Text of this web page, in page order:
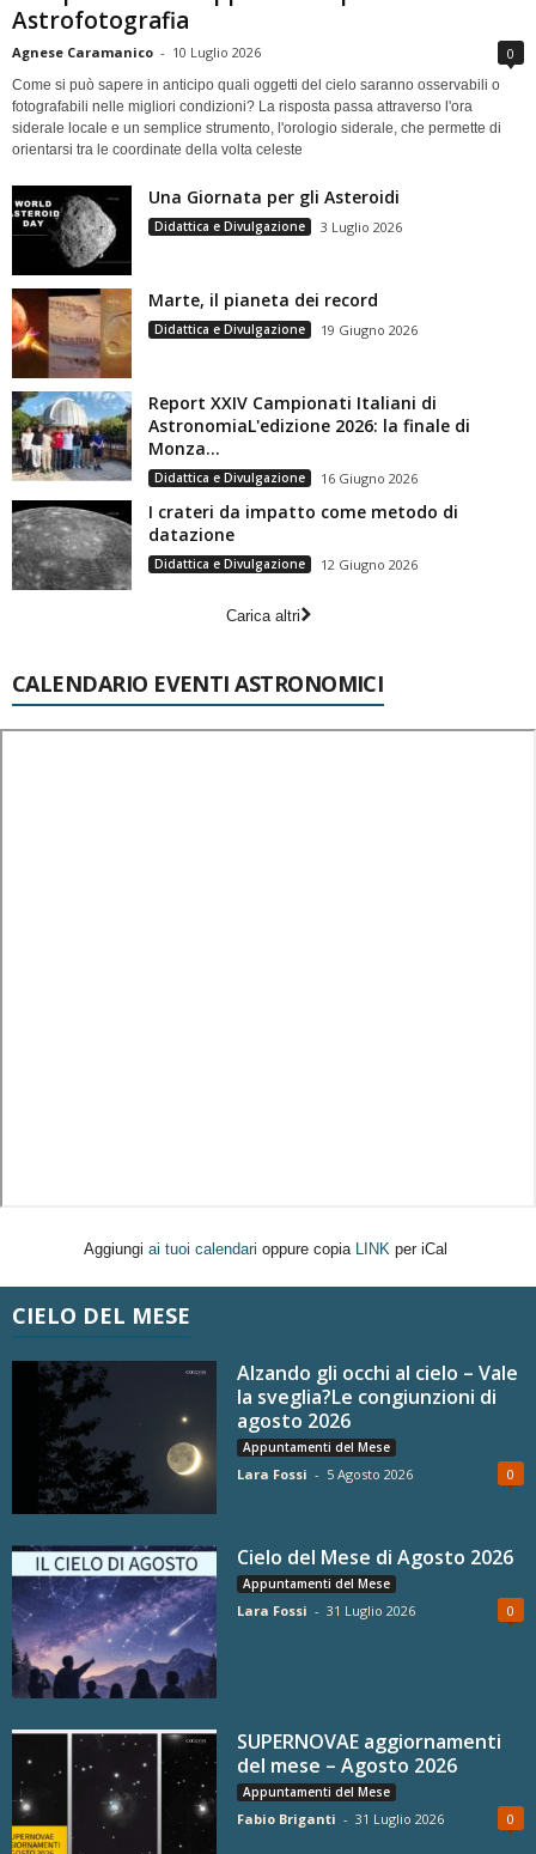
Astrofotografia
Agnese Caramanico - 10 Luglio 2026 0
Come si può sapere in anticipo quali oggetti del cielo saranno osservabili o
fotografabili nelle migliori condizioni? La risposta passa attraverso l'ora
siderale locale e un semplice strumento, l'orologio siderale, che permette di
orientarsi tra le coordinate della volta celeste
Una Giornata per gli Asteroidi
Didattica e Divulgazione 3 Luglio 2026
Marte, il pianeta dei record
Didattica e Divulgazione 19 Giugno 2026
Report XXIV Campionati Italiani di
AstronomiaL'edizione 2026: la finale di
Monza...
Didattica e Divulgazione 16 Giugno 2026
I crateri da impatto come metodo di
datazione
Didattica e Divulgazione 12 Giugno 2026
Carica altri
CALENDARIO EVENTI ASTRONOMICI
Aggiungi ai tuoi calendari oppure copia LINK per iCal
CIELO DEL MESE
Alzando gli occhi al cielo – Vale
la sveglia?Le congiunzioni di
agosto 2026
Appuntamenti del Mese
Lara Fossi - 5 Agosto 2026 0
Cielo del Mese di Agosto 2026
Appuntamenti del Mese
Lara Fossi - 31 Luglio 2026 0
SUPERNOVAE aggiornamenti
del mese – Agosto 2026
Appuntamenti del Mese
Fabio Briganti - 31 Luglio 2026 0